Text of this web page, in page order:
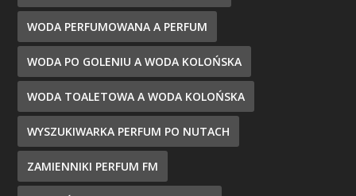
WODA PERFUMOWANA A PERFUM
WODA PO GOLENIU A WODA KOLOŃSKA
WODA TOALETOWA A WODA KOLOŃSKA
WYSZUKIWARKA PERFUM PO NUTACH
ZAMIENNIKI PERFUM FM